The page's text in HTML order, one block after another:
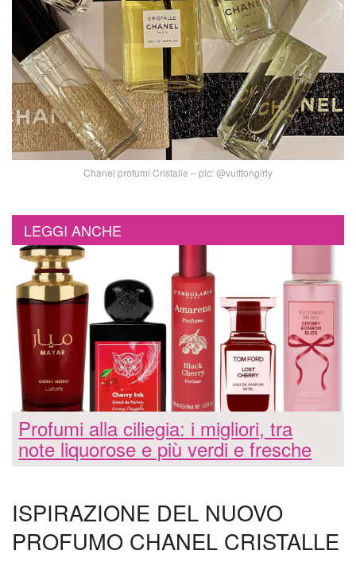
Chanel profumi Cristalle – pic: @vuittongirly
LEGGI ANCHE
Profumi alla ciliegia: i migliori, tra
note liquorose e più verdi e fresche
ISPIRAZIONE DEL NUOVO
PROFUMO CHANEL CRISTALLE